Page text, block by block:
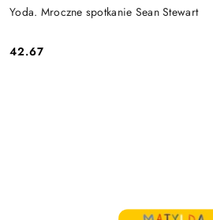
Yoda. Mroczne spotkanie Sean Stewart
Cena:
42.67